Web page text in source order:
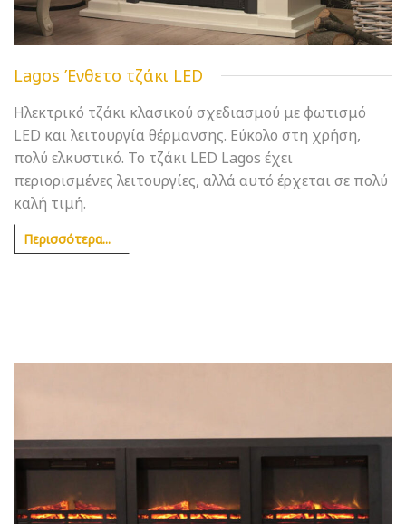
Lagos Ένθετο τζάκι LED
Ηλεκτρικό τζάκι κλασικού σχεδιασμού με φωτισμό
LED και λειτουργία θέρμανσης. Εύκολο στη χρήση,
πολύ ελκυστικό. Το τζάκι LED Lagos έχει
περιορισμένες λειτουργίες, αλλά αυτό έρχεται σε πολύ
καλή τιμή.
Περισσότερα...